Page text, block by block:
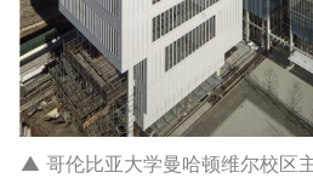
▲ 哥伦比亚大学曼哈顿维尔校区